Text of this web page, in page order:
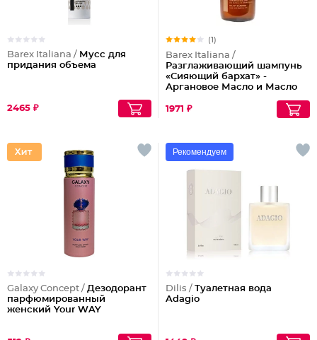
Barex Italiana / Мусс для
придания объема
2465 ₽
(1)
Barex Italiana /
Разглаживающий шампунь
«Сияющий бархат» -
Аргановое Масло и Масло
1971 ₽
Galaxy Concept / Дезодорант
парфюмированный
женский Your WAY
Рекомендуем
Dilis / Туалетная вода
Adagio